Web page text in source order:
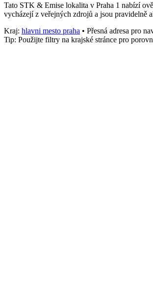
Tato STK & Emise lokalita v Praha 1 nabízí
vycházejí z veřejných zdrojů a jsou pravidelně
Kraj: hlavni mesto praha • Přesná adresa pro
Tip: Použijte filtry na krajské stránce pro